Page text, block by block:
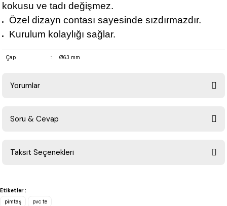
kokusu ve tadı değişmez.
Özel dizayn contası sayesinde sızdırmazdır.
Kurulum kolaylığı sağlar.
Çap : Ø63 mm
Yorumlar
Soru & Cevap
Taksit Seçenekleri
Etiketler :
pimtaş
pvc te